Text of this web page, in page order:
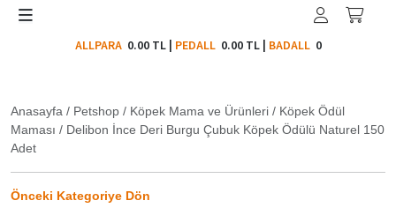
ALLPARA 0.00 TL| PEDALL 0.00 TL| BADALL0
Anasayfa / Petshop / Köpek Mama ve Ürünleri / Köpek Ödül
Maması / Delibon İnce Deri Burgu Çubuk Köpek Ödülü Naturel 150
Adet
Önceki Kategoriye Dön